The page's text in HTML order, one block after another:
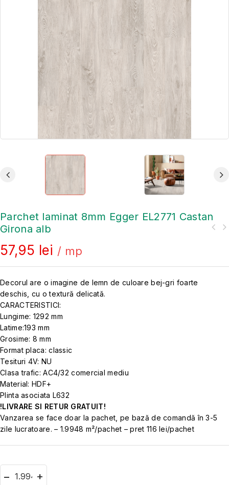
Parchet laminat 8mm Egger EL2771 Castan
Girona alb
57,95 lei / mp
Decorul are o imagine de lemn de culoare bej-gri foarte
deschis, cu o textură delicată.
CARACTERISTICI:
Lungime: 1292 mm
Latime:193 mm
Grosime: 8 mm
Format placa: classic
Tesituri 4V: NU
Clasa trafic: AC4/32 comercial mediu
Material: HDF+
Plinta asociata L632
!LIVRARE SI RETUR GRATUIT!
Vanzarea se face doar la pachet, pe bază de comandă în 3-5
zile lucratoare. – 1.9948 m²/pachet – pret 116 lei/pachet